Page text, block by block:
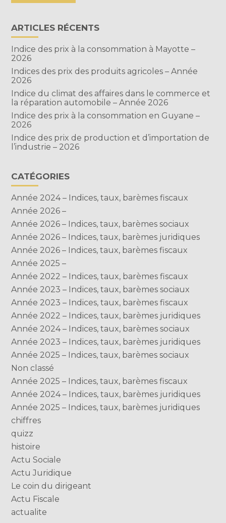
ARTICLES RÉCENTS
Indice des prix à la consommation à Mayotte –
2026
Indices des prix des produits agricoles – Année
2026
Indice du climat des affaires dans le commerce et
la réparation automobile – Année 2026
Indice des prix à la consommation en Guyane –
2026
Indice des prix de production et d’importation de
l’industrie – 2026
CATÉGORIES
Année 2024 – Indices, taux, barèmes fiscaux
Année 2026 –
Année 2026 – Indices, taux, barèmes sociaux
Année 2026 – Indices, taux, barèmes juridiques
Année 2026 – Indices, taux, barèmes fiscaux
Année 2025 –
Année 2022 – Indices, taux, barèmes fiscaux
Année 2023 – Indices, taux, barèmes sociaux
Année 2023 – Indices, taux, barèmes fiscaux
Année 2022 – Indices, taux, barèmes juridiques
Année 2024 – Indices, taux, barèmes sociaux
Année 2023 – Indices, taux, barèmes juridiques
Année 2025 – Indices, taux, barèmes sociaux
Non classé
Année 2025 – Indices, taux, barèmes fiscaux
Année 2024 – Indices, taux, barèmes juridiques
Année 2025 – Indices, taux, barèmes juridiques
chiffres
quizz
histoire
Actu Sociale
Actu Juridique
Le coin du dirigeant
Actu Fiscale
actualite